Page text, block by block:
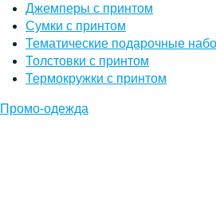
Джемперы с принтом
Сумки с принтом
Тематические подарочные
Толстовки с принтом
Термокружки с принтом
Промо-одежда